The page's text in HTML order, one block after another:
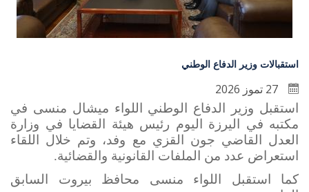
استقبالات وزير الدفاع الوطني
استقبل وزير الدفاع الوطني اللواء ميشال منسى في
مكتبه في اليرزة اليوم رئيس هيئة القضايا في وزارة
العدل القاضي جون القزي مع وفد، وتم خلال اللقاء
استعراض عدد من الملفات القانونية والقضائية.
كما استقبل اللواء منسى محافظ بيروت السابق